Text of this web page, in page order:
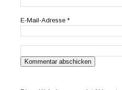
E-Mail-Adresse*